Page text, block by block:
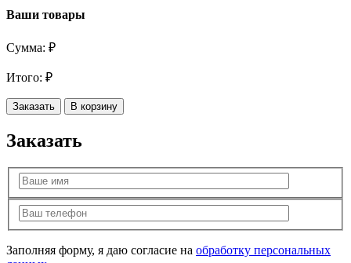
Ваши товары
Сумма: ₽
Итого: ₽
Заказать В корзину
Заказать
Заполняя форму, я даю согласие на обработку персональных